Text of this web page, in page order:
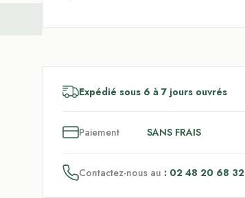
Expédié sous 6 à 7 jours ouvrés
Paiement SANS FRAIS
Contactez-nous au : 02 48 20 68 32